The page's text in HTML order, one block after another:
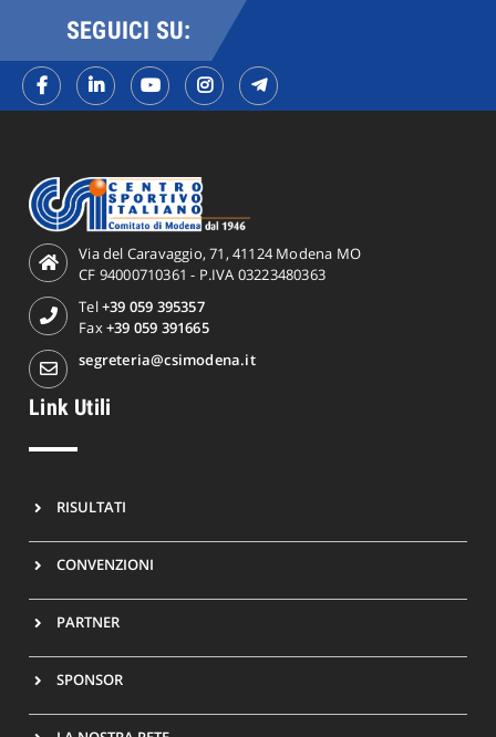
SEGUICI SU:
Via del Caravaggio, 71, 41124 Modena MO
CF 94000710361 - P.IVA 03223480363
Tel+39 059 395357
Fax+39 059 391665
segreteria@csimodena.it
Link Utili
RISULTATI
CONVENZIONI
PARTNER
SPONSOR